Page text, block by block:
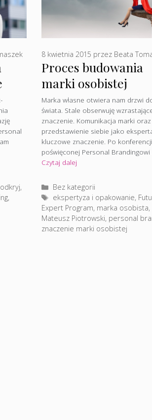
odkryj,
,
Proces budowania
marki osobistej
8 kwietnia 2015 przez Beata
Marka własne otwiera nam drzwi
świata. Stale obserwuję
znaczenie. Komunikacja marki oraz
przedstawienie siebie jako
kluczowe znaczenie. Po konferencji
poświęconej Personal
Czytaj dalej
Kategorie
Bez kategorii
Tagi
ekspertyza i opakowanie,
Expert Program, marka osobista,
Mateusz Piotrowski, personal
znaczenie marki osobistej